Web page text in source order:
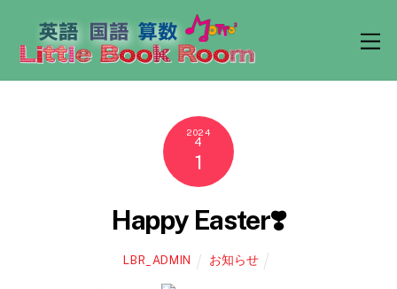
2024
4
1
Happy Easter❣️
LBR_ADMIN お知らせ